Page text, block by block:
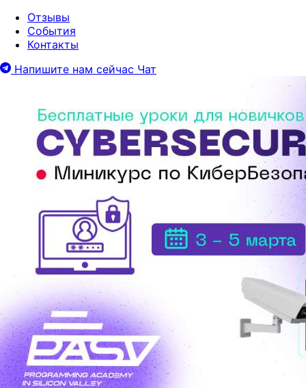
Отзывы
События
Контакты
Напишите нам сейчас Чат